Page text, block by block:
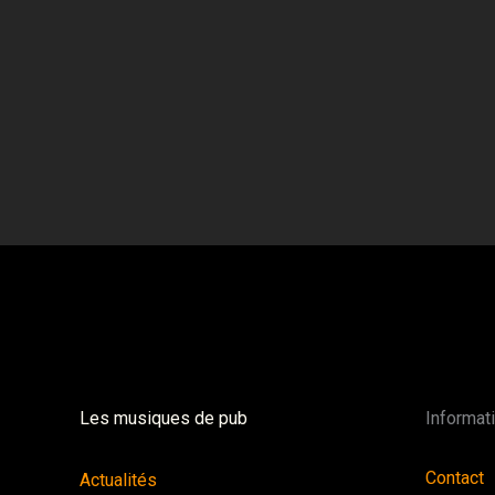
Les musiques de pub
Actualités Contact